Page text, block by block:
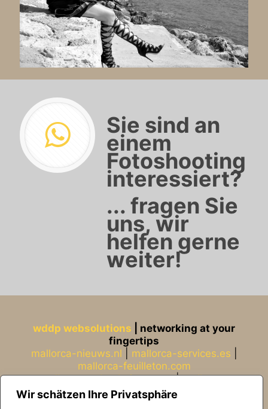
Wir schätzen Ihre Privatsphäre
Sie sind an
einem
Fotoshooting
interessiert?
... fragen Sie
uns, wir
helfen gerne
weiter!
wddp websolutions | networking at your
fingertips
mallorca-nieuws.nl
mallorca-services.es
mallorca-feuilleton.com
mallorca-websolutions.com|mallorca-
fotografia.com|gustavknudsen.com
vanrenesse.de